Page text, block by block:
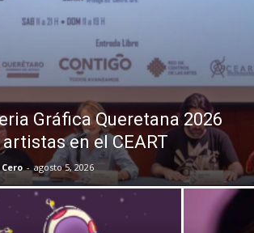
Gráfica Queretana 2026
en el CEART
- agosto 5, 2026